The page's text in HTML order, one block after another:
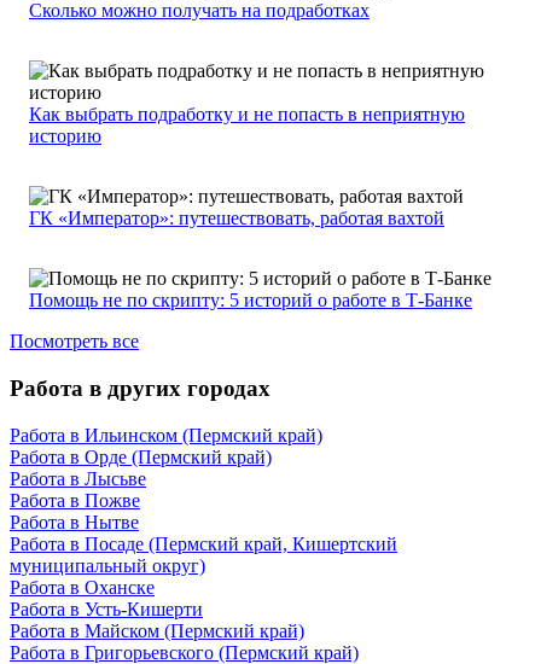
Сколько можно получать на подработках
Как выбрать подработку и не попасть в неприятную
историю
ГК «Император»: путешествовать, работая вахтой
Помощь не по скрипту: 5 историй о работе в Т-Банке
Посмотреть все
Работа в других городах
Работа в Ильинском (Пермский край)
Работа в Орде (Пермский край)
Работа в Лысьве
Работа в Пожве
Работа в Нытве
Работа в Посаде (Пермский край, Кишертский
муниципальный округ)
Работа в Оханске
Работа в Усть-Кишерти
Работа в Майском (Пермский край)
Работа в Григорьевского (Пермский край)